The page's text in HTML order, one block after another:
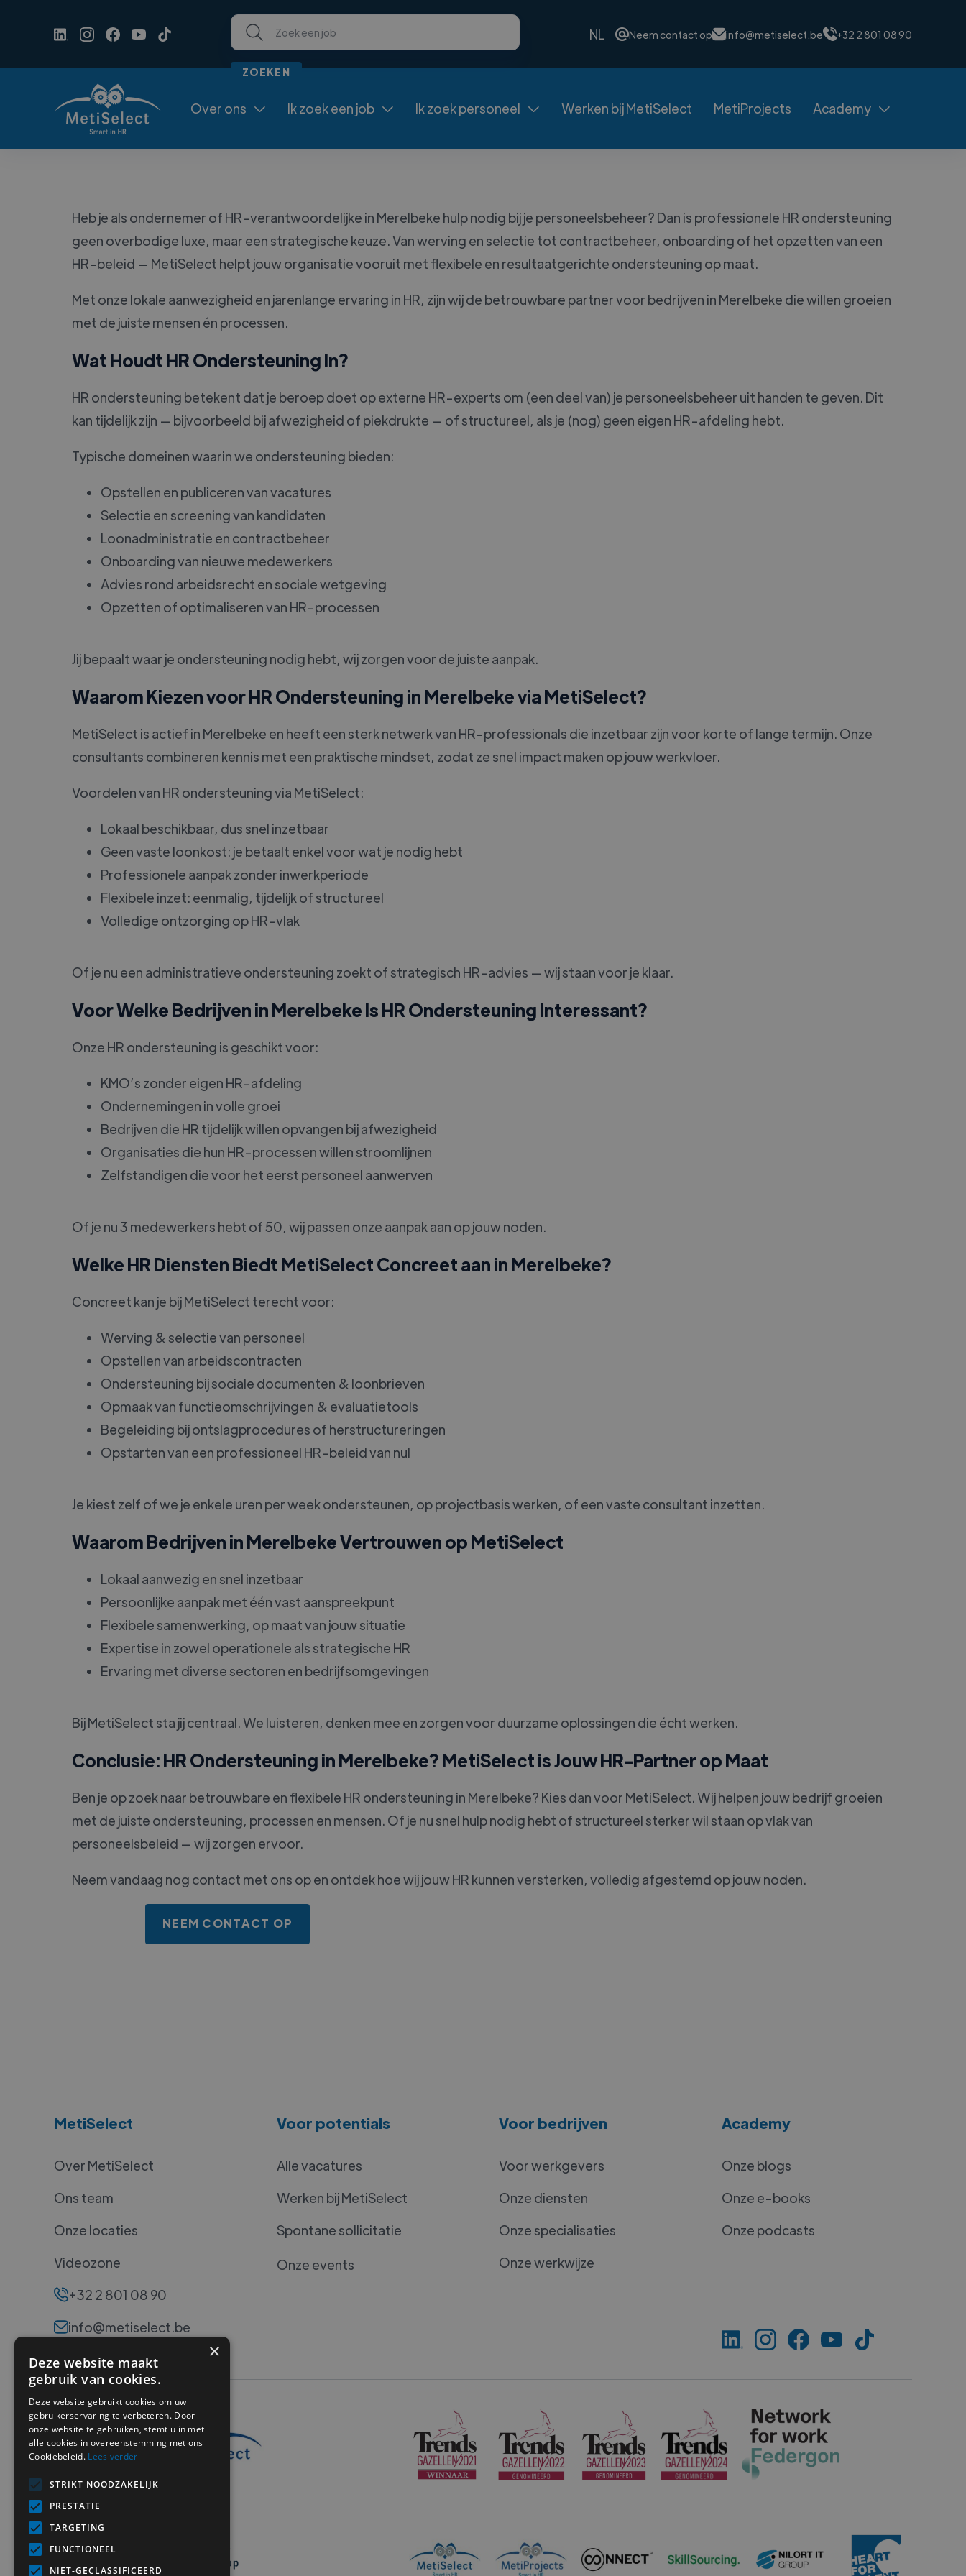
NL Neem contact op info@metiselect.be +32 2 801 08 90
Over ons  Ik zoek een job  Ik zoek personeel  Werken bij MetiSelect MetiProjects Academy 
Heb je als ondernemer of HR-verantwoordelijke in Merelbeke hulp nodig bij je personeelsbeheer? Dan is professionele HR ondersteuning
geen overbodige luxe, maar een strategische keuze. Van werving en selectie tot contractbeheer, onboarding of het opzetten van een
HR-beleid — MetiSelect helpt jouw organisatie vooruit met flexibele en resultaatgerichte ondersteuning op maat.
Met onze lokale aanwezigheid en jarenlange ervaring in HR, zijn wij de betrouwbare partner voor bedrijven in Merelbeke die willen groeien
met de juiste mensen én processen.
Wat Houdt HR Ondersteuning In?
HR ondersteuning betekent dat je beroep doet op externe HR-experts om (een deel van) je personeelsbeheer uit handen te geven. Dit
kan tijdelijk zijn — bijvoorbeeld bij afwezigheid of piekdrukte — of structureel, als je (nog) geen eigen HR-afdeling hebt.
Typische domeinen waarin we ondersteuning bieden:
Opstellen en publiceren van vacatures
Selectie en screening van kandidaten
Loonadministratie en contractbeheer
Onboarding van nieuwe medewerkers
Advies rond arbeidsrecht en sociale wetgeving
Opzetten of optimaliseren van HR-processen
Jij bepaalt waar je ondersteuning nodig hebt, wij zorgen voor de juiste aanpak.
Waarom Kiezen voor HR Ondersteuning in Merelbeke via MetiSelect?
MetiSelect is actief in Merelbeke en heeft een sterk netwerk van HR-professionals die inzetbaar zijn voor korte of lange termijn. Onze
consultants combineren kennis met een praktische mindset, zodat ze snel impact maken op jouw werkvloer.
Voordelen van HR ondersteuning via MetiSelect:
Lokaal beschikbaar, dus snel inzetbaar
Geen vaste loonkost: je betaalt enkel voor wat je nodig hebt
Professionele aanpak zonder inwerkperiode
Flexibele inzet: eenmalig, tijdelijk of structureel
Volledige ontzorging op HR-vlak
Of je nu een administratieve ondersteuning zoekt of strategisch HR-advies — wij staan voor je klaar.
Voor Welke Bedrijven in Merelbeke Is HR Ondersteuning Interessant?
Onze HR ondersteuning is geschikt voor:
KMO’s zonder eigen HR-afdeling
Ondernemingen in volle groei
Bedrijven die HR tijdelijk willen opvangen bij afwezigheid
Organisaties die hun HR-processen willen stroomlijnen
Zelfstandigen die voor het eerst personeel aanwerven
Of je nu 3 medewerkers hebt of 50, wij passen onze aanpak aan op jouw noden.
Welke HR Diensten Biedt MetiSelect Concreet aan in Merelbeke?
Concreet kan je bij MetiSelect terecht voor:
Werving & selectie van personeel
Opstellen van arbeidscontracten
Ondersteuning bij sociale documenten & loonbrieven
Opmaak van functieomschrijvingen & evaluatietools
Begeleiding bij ontslagprocedures of herstructureringen
Opstarten van een professioneel HR-beleid van nul
Je kiest zelf of we je enkele uren per week ondersteunen, op projectbasis werken, of een vaste consultant inzetten.
Waarom Bedrijven in Merelbeke Vertrouwen op MetiSelect
Lokaal aanwezig en snel inzetbaar
Persoonlijke aanpak met één vast aanspreekpunt
Flexibele samenwerking, op maat van jouw situatie
Expertise in zowel operationele als strategische HR
Ervaring met diverse sectoren en bedrijfsomgevingen
Bij MetiSelect sta jij centraal. We luisteren, denken mee en zorgen voor duurzame oplossingen die écht werken.
Conclusie: HR Ondersteuning in Merelbeke? MetiSelect is Jouw HR-Partner op Maat
Ben je op zoek naar betrouwbare en flexibele HR ondersteuning in Merelbeke? Kies dan voor MetiSelect. Wij helpen jouw bedrijf groeien
met de juiste ondersteuning, processen en mensen. Of je nu snel hulp nodig hebt of structureel sterker wil staan op vlak van
personeelsbeleid — wij zorgen ervoor.
Neem vandaag nog contact met ons op en ontdek hoe wij jouw HR kunnen versterken, volledig afgestemd op jouw noden.
NEEM CONTACT OP
MetiSelect
Over MetiSelect
Ons team
Onze locaties
Videozone
+32 2 801 08 90
info@metiselect.be
Voor potentials
Alle vacatures
Werken bij MetiSelect
Spontane sollicitatie
Onze events
Voor bedrijven
Voor werkgevers
Onze diensten
Onze specialisaties
Onze werkwijze
Academy
Onze blogs
Onze e-books
Onze podcasts
×
Deze website maakt
gebruik van cookies.
Deze website gebruikt cookies om uw
gebruikerservaring te verbeteren. Door
onze website te gebruiken, stemt u in met
alle cookies in overeenstemming met ons
Cookiebeleid. Lees verder
STRIKT NOODZAKELIJK
PRESTATIE
TARGETING
FUNCTIONEEL
NIET-GECLASSIFICEERD